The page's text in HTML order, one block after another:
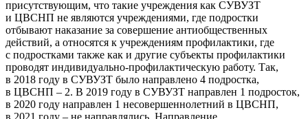
присутствующим, что такие учреждения как СУВУЗТ
и ЦВСНП не являются учреждениями, где подростки
отбывают наказание за совершение антиобщественных
действий, а относятся к учреждениям профилактики, где
с подростками также как и другие субъекты профилактики
проводят индивидуально-профилактическую работу. Так,
в 2018 году в СУВУЗТ было направлено 4 подростка,
в ЦВСНП – 2. В 2019 году в СУВУЗТ направлен 1 подросток,
в 2020 году направлен 1 несовершеннолетний в ЦВСНП,
в 2021 году – не направлялись. Направление